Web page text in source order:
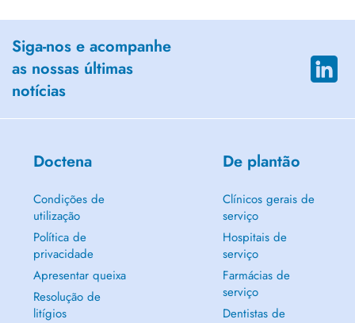
Siga-nos e acompanhe
as nossas últimas
notícias
Doctena
Condições de
utilização
Política de
privacidade
Apresentar queixa
Resolução de
litígios
De plantão
Clínicos gerais de
serviço
Hospitais de
serviço
Farmácias de
serviço
Dentistas de